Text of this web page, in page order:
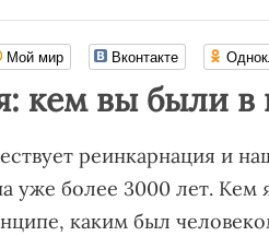
Мой мир Вконтакте
кем вы были
реинкарнация и
уже более 3000 лет.
каким был